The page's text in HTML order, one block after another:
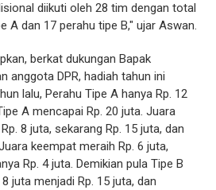
diikuti oleh 28 tim dengan total
A dan 17 perahu tipe B," ujar Aswan.
berkat dukungan Bapak
anggota DPR, hadiah tahun ini
lalu, Perahu Tipe A hanya Rp. 12
A mencapai Rp. 20 juta. Juara
8 juta, sekarang Rp. 15 juta, dan
keempat meraih Rp. 6 juta,
Rp. 4 juta. Demikian pula Tipe B
juta menjadi Rp. 15 juta, dan